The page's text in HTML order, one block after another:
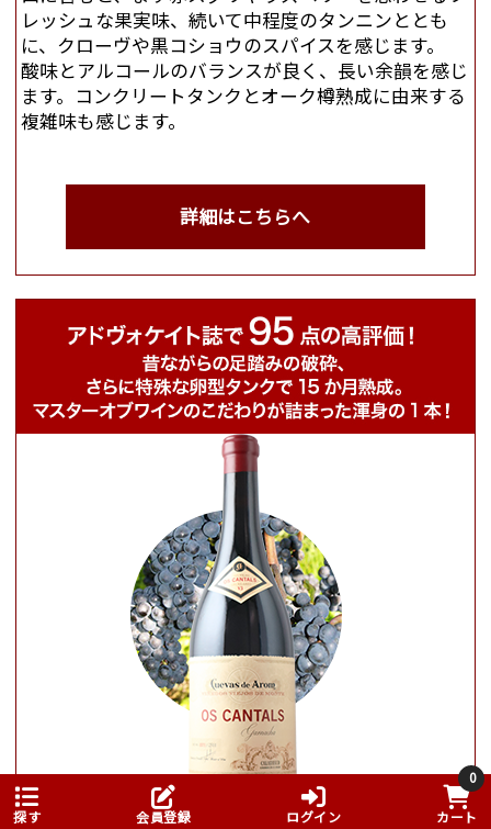
レッシュな果実味、続いて中程度のタンニンととも
に、クローヴや黒コショウのスパイスを感じます。
酸味とアルコールのバランスが良く、長い余韻を感じ
ます。コンクリートタンクとオーク樽熟成に由来する
複雑味も感じます。
詳細はこちらへ
オス・カンタルス
探す 会員登録 ログイン
0
カート